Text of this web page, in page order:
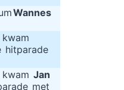
Wannes
hitparade
Jan
met